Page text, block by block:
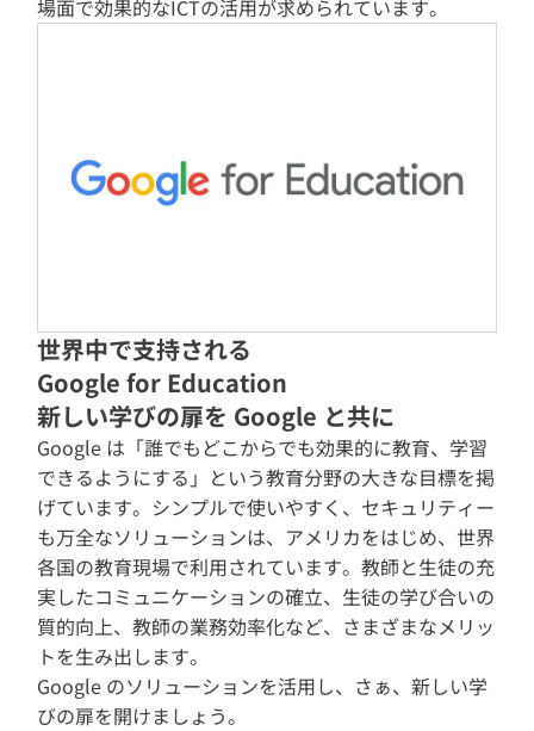
場面で効果的なICTの活用が求められています。
世界中で支持される
Google for Education
新しい学びの扉を Google と共に
Google は「誰でもどこからでも効果的に教育、学習
できるようにする」という教育分野の大きな目標を掲
げています。シンプルで使いやすく、セキュリティー
も万全なソリューションは、アメリカをはじめ、世界
各国の教育現場で利用されています。教師と生徒の充
実したコミュニケーションの確立、生徒の学び合いの
質的向上、教師の業務効率化など、さまざまなメリッ
トを生み出します。
Google のソリューションを活用し、さぁ、新しい学
びの扉を開けましょう。